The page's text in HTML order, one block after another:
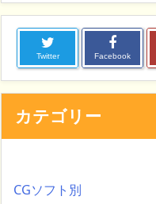
Twitter Facebook
カテゴリー
CGソフト別